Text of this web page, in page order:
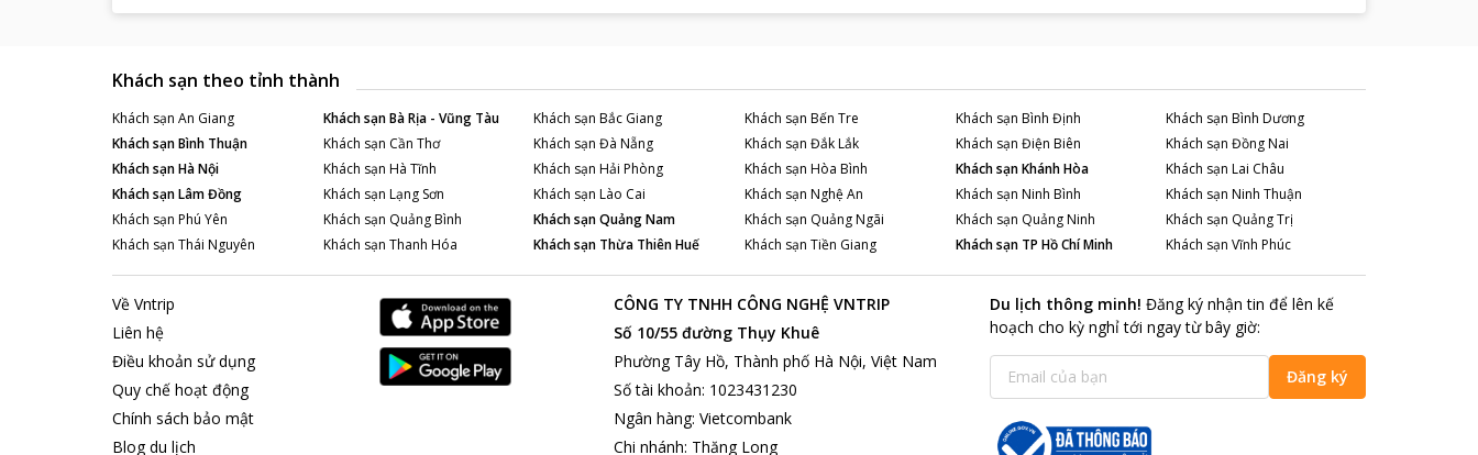
Khách sạn theo tỉnh thành
Khách sạn An Giang Khách sạnBà Rịa - Vũng Tàu Khách sạn Bắc Giang Khách sạn Bến Tre Khách sạn Bình Định Khách sạn Bình Dương
Khách sạnBình Thuận Khách sạn Cần Thơ Khách sạn Đà Nẵng Khách sạn Đắk Lắk Khách sạn Điện Biên Khách sạn Đồng Nai
Khách sạnHà Nội Khách sạn Hà Tĩnh Khách sạn Hải Phòng Khách sạn Hòa Bình Khách sạnKhánh Hòa Khách sạn Lai Châu
Khách sạnLâm Đồng Khách sạn Lạng Sơn Khách sạn Lào Cai Khách sạn Nghệ An Khách sạn Ninh Bình Khách sạn Ninh Thuận
Khách sạn Phú Yên Khách sạn Quảng Bình Khách sạnQuảng Nam Khách sạn Quảng Ngãi Khách sạn Quảng Ninh Khách sạn Quảng Trị
Khách sạn Thái Nguyên Khách sạn Thanh Hóa Khách sạn Thừa Thiên Huế Khách sạn Tiền Giang Khách sạn TP Hồ Chí Minh Khách sạn Vĩnh Phúc
Về Vntrip
Liên hệ
Điều khoản sử dụng
Quy chế hoạt động
Chính sách bảo mật
Blog du lịch
CÔNG TY TNHH CÔNG NGHỆ VNTRIP
Số 10/55 đường Thụy Khuê
Phường Tây Hồ, Thành phố Hà Nội, Việt Nam
Số tài khoản: 1023431230
Ngân hàng: Vietcombank
Chi nhánh: Thăng Long
Du lịch thông minh! Đăng ký nhận tin để lên kế
hoạch cho kỳ nghỉ tới ngay từ bây giờ:
Đăng ký